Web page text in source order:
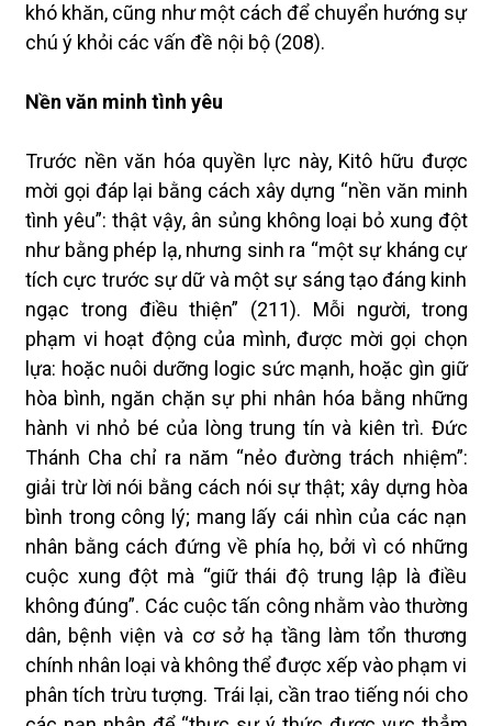
khó khăn, cũng như một cách để chuyển hướng sự
chú ý khỏi các vấn đề nội bộ (208).
Nền văn minh tình yêu
Trước nền văn hóa quyền lực này, Kitô hữu được
mời gọi đáp lại bằng cách xây dựng “nền văn minh
tình yêu”: thật vậy, ân sủng không loại bỏ xung đột
như bằng phép lạ, nhưng sinh ra “một sự kháng cự
tích cực trước sự dữ và một sự sáng tạo đáng kinh
ngạc trong điều thiện” (211). Mỗi người, trong
phạm vi hoạt động của mình, được mời gọi chọn
lựa: hoặc nuôi dưỡng logic sức mạnh, hoặc gìn giữ
hòa bình, ngăn chặn sự phi nhân hóa bằng những
hành vi nhỏ bé của lòng trung tín và kiên trì. Đức
Thánh Cha chỉ ra năm “nẻo đường trách nhiệm”:
giải trừ lời nói bằng cách nói sự thật; xây dựng hòa
bình trong công lý; mang lấy cái nhìn của các nạn
nhân bằng cách đứng về phía họ, bởi vì có những
cuộc xung đột mà “giữ thái độ trung lập là điều
không đúng”. Các cuộc tấn công nhằm vào thường
dân, bệnh viện và cơ sở hạ tầng làm tổn thương
chính nhân loại và không thể được xếp vào phạm vi
phân tích trừu tượng. Trái lại, cần trao tiếng nói cho